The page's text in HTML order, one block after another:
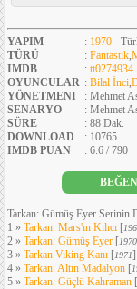
YAPIM : 1970 -
TÜRÜ
: Fantastik
IMDB
: tt0274934
OYUNCULAR : Bilal İnci
YÖNETMENI
: Mehmet
SENARYO
: Mehmet
SÜRE
: 88 Dak.
DOWNLOAD
: 10765
IMDB PUAN
: 6.6 / 790
Tarkan: Gümüş Eyer Serinin
1 » Tarkan: Mars'ın Kılıcı [
2 » Tarkan: Gümüş Eyer [1970
3 » Tarkan Viking Kanı [1971]
4 » Tarkan: Altın Madalyon [
5 » Tarkan: Güçlü Kahraman [